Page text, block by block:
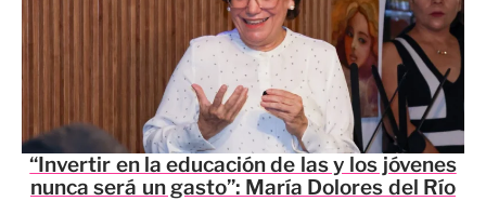
“Invertir en la educación de las y los jóvenes
nunca será un gasto”: María Dolores del Río